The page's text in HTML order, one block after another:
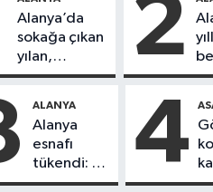
Alanya’da
sokağa çıkan
yılan,
vatandaşı
2
ALANYA
Alanya
esnafı
tükendi: 1
ayda 150
4